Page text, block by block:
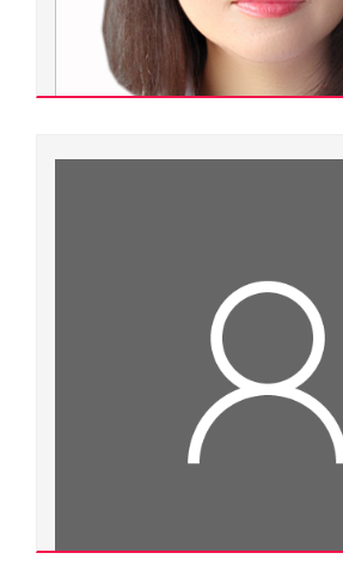
Lê Thị Thanh Ngọc
Thạc sĩ
Ngành đào tạo: